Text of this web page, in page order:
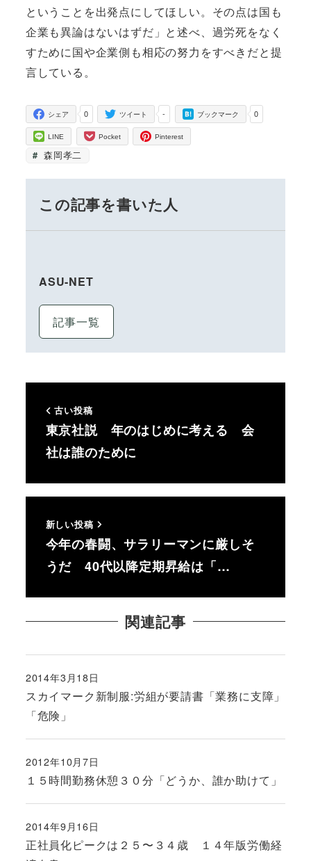
ということを出発点にしてほしい。その点は国も
企業も異論はないはずだ」と述べ、過労死をなく
すために国や企業側も相応の努力をすべきだと提
言している。
0
シェア -
ツイート 0
ブックマーク
LINE Pocket Pinterest
森岡孝二
この記事を書いた人
ASU-NET
記事一覧
古い投稿
東京社説 年のはじめに考える 会
社は誰のために
新しい投稿
今年の春闘、サラリーマンに厳しそ
うだ 40代以降定期昇給は「…
関連記事
スカイマーク新制服:労組が要請書「業務に支障」
「危険」
投稿日
2014年3月18日
１５時間勤務休憩３０分「どうか、誰か助けて」
投稿日
2012年10月7日
正社員化ピークは２５〜３４歳 １４年版労働経
投稿日
2014年9月16日